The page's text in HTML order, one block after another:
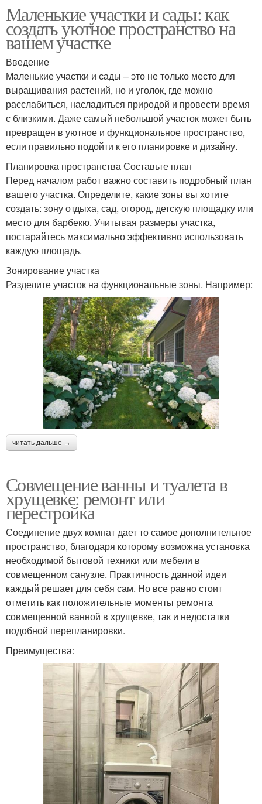
Маленькие участки и сады: как
создать уютное пространство на
вашем участке
Введение
Маленькие участки и сады – это не только место для
выращивания растений, но и уголок, где можно
расслабиться, насладиться природой и провести время
с близкими. Даже самый небольшой участок может быть
превращен в уютное и функциональное пространство,
если правильно подойти к его планировке и дизайну.
Планировка пространства Составьте план
Перед началом работ важно составить подробный план
вашего участка. Определите, какие зоны вы хотите
создать: зону отдыха, сад, огород, детскую площадку или
место для барбекю. Учитывая размеры участка,
постарайтесь максимально эффективно использовать
каждую площадь.
Зонирование участка
Разделите участок на функциональные зоны. Например:
читать дальше →
Совмещение ванны и туалета в
хрущевке: ремонт или
перестройка
Соединение двух комнат дает то самое дополнительное
пространство, благодаря которому возможна установка
необходимой бытовой техники или мебели в
совмещенном санузле. Практичность данной идеи
каждый решает для себя сам. Но все равно стоит
отметить как положительные моменты ремонта
совмещенной ванной в хрущевке, так и недостатки
подобной перепланировки.
Преимущества: